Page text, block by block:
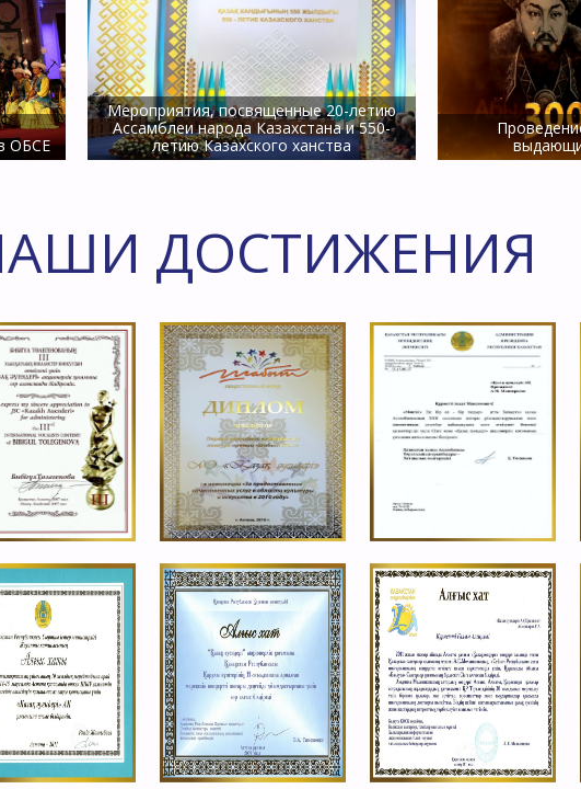
ОБСЕ
Мероприятия, посвященные 20-летию
Ассамблеи народа Казахстана и 550-
летию Казахского ханства
ДОСТИЖЕНИЯ